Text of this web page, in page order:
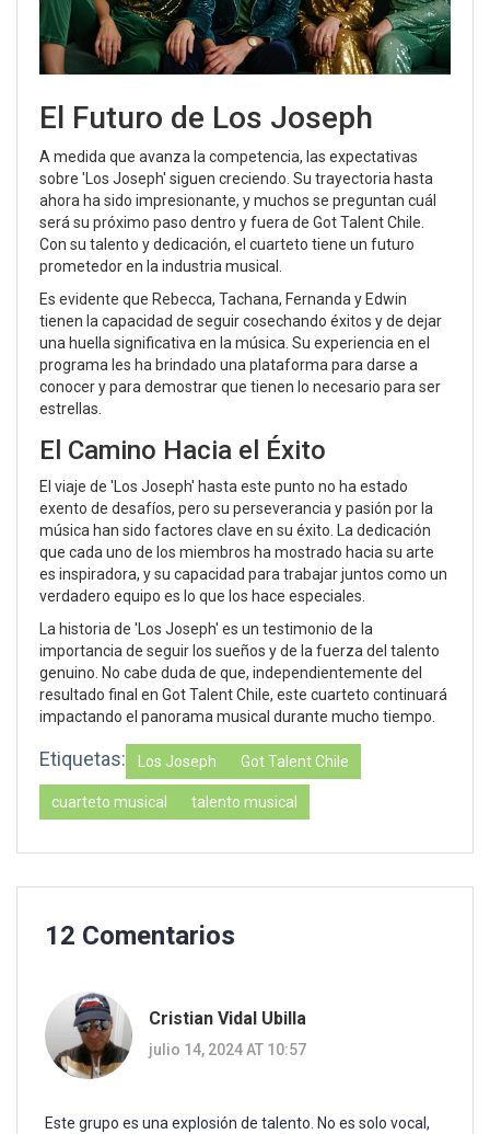
El Futuro de Los Joseph
A medida que avanza la competencia, las expectativas
sobre 'Los Joseph' siguen creciendo. Su trayectoria hasta
ahora ha sido impresionante, y muchos se preguntan cuál
será su próximo paso dentro y fuera de Got Talent Chile.
Con su talento y dedicación, el cuarteto tiene un futuro
prometedor en la industria musical.
Es evidente que Rebecca, Tachana, Fernanda y Edwin
tienen la capacidad de seguir cosechando éxitos y de dejar
una huella significativa en la música. Su experiencia en el
programa les ha brindado una plataforma para darse a
conocer y para demostrar que tienen lo necesario para ser
estrellas.
El Camino Hacia el Éxito
El viaje de 'Los Joseph' hasta este punto no ha estado
exento de desafíos, pero su perseverancia y pasión por la
música han sido factores clave en su éxito. La dedicación
que cada uno de los miembros ha mostrado hacia su arte
es inspiradora, y su capacidad para trabajar juntos como un
verdadero equipo es lo que los hace especiales.
La historia de 'Los Joseph' es un testimonio de la
importancia de seguir los sueños y de la fuerza del talento
genuino. No cabe duda de que, independientemente del
resultado final en Got Talent Chile, este cuarteto continuará
impactando el panorama musical durante mucho tiempo.
Etiquetas: Los Joseph Got Talent Chile
cuarteto musical talento musical
12 Comentarios
Cristian Vidal Ubilla
julio 14, 2024 AT 10:57
Este grupo es una explosión de talento. No es solo vocal,